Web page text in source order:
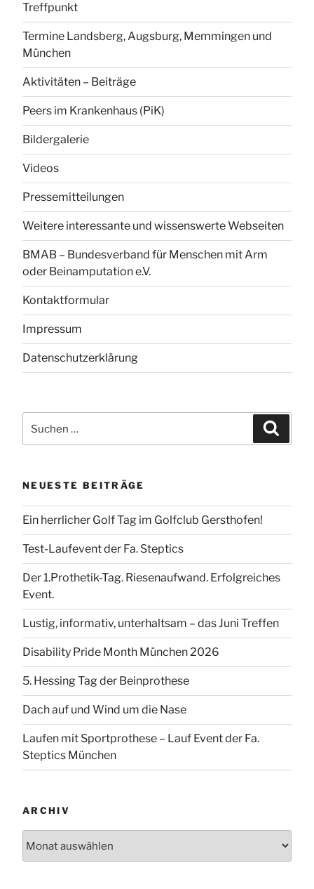
Treffpunkt
Termine Landsberg, Augsburg, Memmingen und
München
Aktivitäten – Beiträge
Peers im Krankenhaus (PiK)
Bildergalerie
Videos
Pressemitteilungen
Weitere interessante und wissenswerte Webseiten
BMAB – Bundesverband für Menschen mit Arm
oder Beinamputation e.V.
Kontaktformular
Impressum
Datenschutzerklärung
nach:
NEUESTE BEITRÄGE
Ein herrlicher Golf Tag im Golfclub Gersthofen!
Test-Laufevent der Fa. Steptics
Der 1.Prothetik-Tag. Riesenaufwand. Erfolgreiches
Event.
Lustig, informativ, unterhaltsam – das Juni Treffen
Disability Pride Month München 2026
5. Hessing Tag der Beinprothese
Dach auf und Wind um die Nase
Laufen mit Sportprothese – Lauf Event der Fa.
Steptics München
ARCHIV